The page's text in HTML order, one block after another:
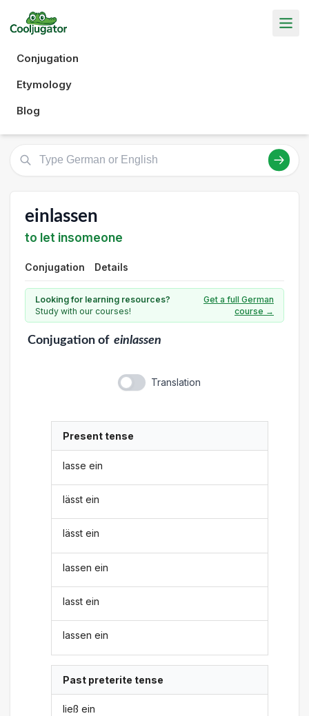
Conjugation
Etymology
Blog
einlassen
to let insomeone
Conjugation Details
Looking for learning resources?
Study with our courses!
Get a full German
course →
Conjugationof einlassen
Translation
Present tense
lasse ein
lässt ein
lässt ein
lassen ein
lasst ein
lassen ein
Past preterite tense
ließ ein